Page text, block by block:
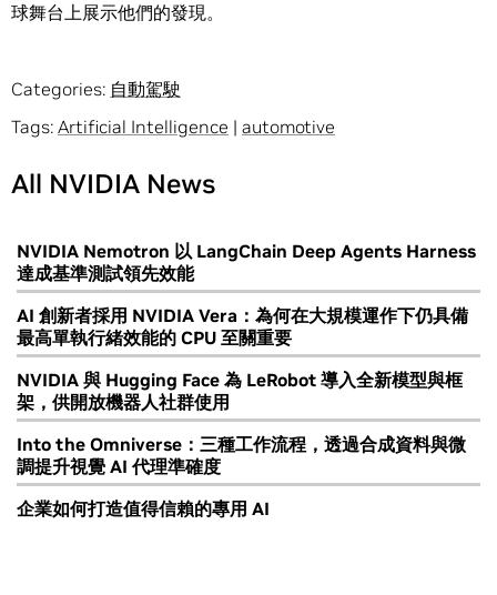
球舞台上展示他們的發現。
Categories: 自動駕駛
Tags: Artificial Intelligence | automotive
All NVIDIA News
NVIDIA Nemotron 以 LangChain Deep Agents Harness
達成基準測試領先效能
AI 創新者採用 NVIDIA Vera：為何在大規模運作下仍具備
最高單執行緒效能的 CPU 至關重要
NVIDIA 與 Hugging Face 為 LeRobot 導入全新模型與框
架，供開放機器人社群使用
Into the Omniverse：三種工作流程，透過合成資料與微
調提升視覺 AI 代理準確度
企業如何打造值得信賴的專用 AI